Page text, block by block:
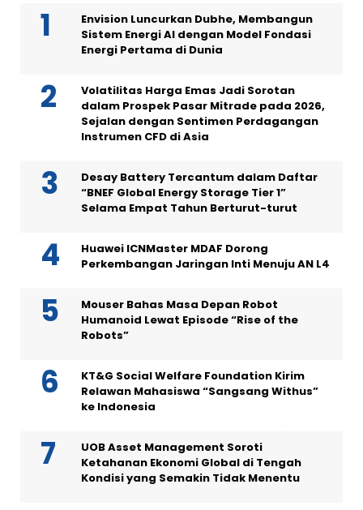
Envision Luncurkan Dubhe, Membangun
Sistem Energi AI dengan Model Fondasi
Energi Pertama di Dunia
Volatilitas Harga Emas Jadi Sorotan
dalam Prospek Pasar Mitrade pada 2026,
Sejalan dengan Sentimen Perdagangan
Instrumen CFD di Asia
Desay Battery Tercantum dalam Daftar
“BNEF Global Energy Storage Tier 1”
Selama Empat Tahun Berturut-turut
Huawei ICNMaster MDAF Dorong
Perkembangan Jaringan Inti Menuju AN L4
Mouser Bahas Masa Depan Robot
Humanoid Lewat Episode “Rise of the
Robots”
KT&G Social Welfare Foundation Kirim
Relawan Mahasiswa “Sangsang Withus”
ke Indonesia
UOB Asset Management Soroti
Ketahanan Ekonomi Global di Tengah
Kondisi yang Semakin Tidak Menentu